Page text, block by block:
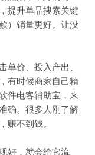
提升单品搜索关键
）销量更好。让没
单价、投入产出、
有时候商家自己精
件电客辅助宝，来
确。很多人刚了解
赚不到钱。
好，就会给它流